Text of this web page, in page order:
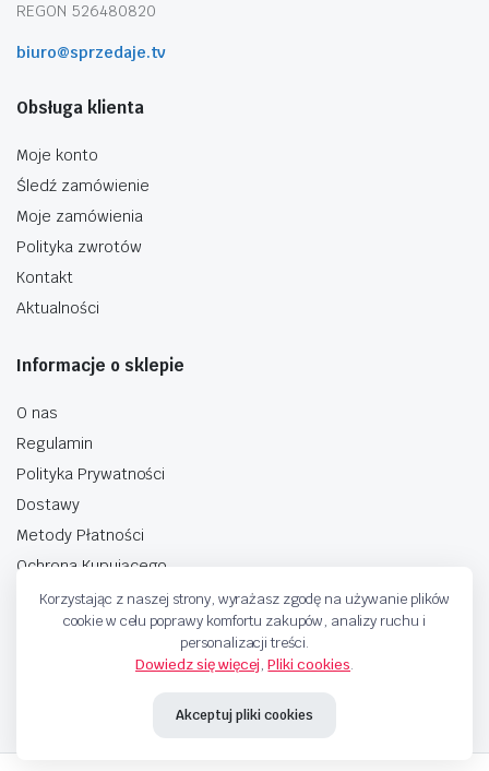
REGON 526480820
biuro@sprzedaje.tv
Obsługa klienta
Moje konto
Śledź zamówienie
Moje zamówienia
Polityka zwrotów
Kontakt
Aktualności
Informacje o sklepie
O nas
Regulamin
Polityka Prywatności
Dostawy
Metody Płatności
Ochrona Kupującego
Korzystając z naszej strony, wyrażasz zgodę na używanie plików
cookie w celu poprawy komfortu zakupów, analizy ruchu i
personalizacji treści.
Dowiedz się więcej,Pliki cookies.
Akceptuj pliki cookies